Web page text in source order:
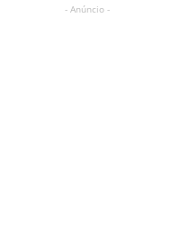
- Anúncio -